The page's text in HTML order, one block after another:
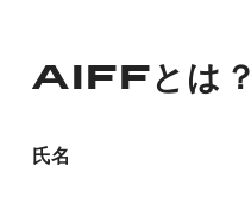
AIFFとは？
氏名